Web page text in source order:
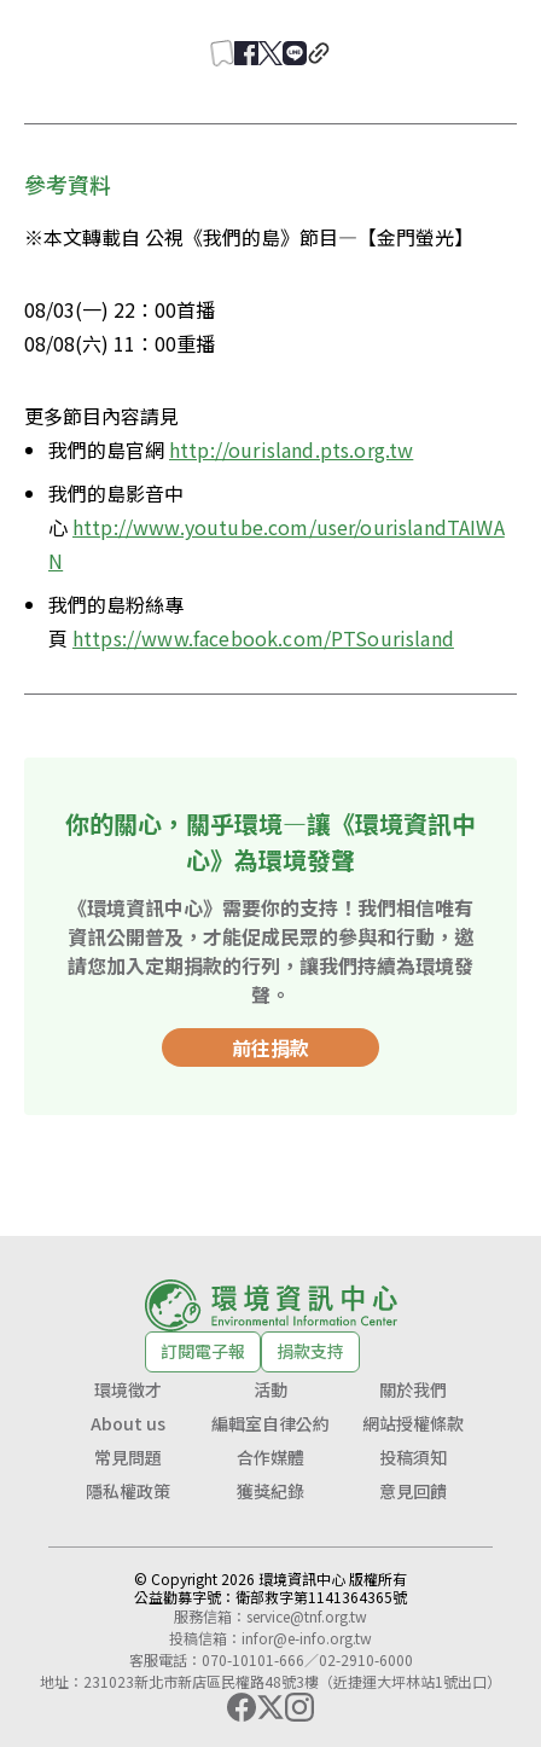
參考資料
※本文轉載自 公視《我們的島》節目—【金門螢光】
08/03(一) 22：00首播
08/08(六) 11：00重播
更多節目內容請見
我們的島官網 http://ourisland.pts.org.tw
我們的島影音中
心 http://www.youtube.com/user/ourislandTAIWA
N
我們的島粉絲專
頁 https://www.facebook.com/PTSourisland
你的關心，關乎環境—讓《環境資訊中
心》為環境發聲
《環境資訊中心》需要你的支持！我們相信唯有
資訊公開普及，才能促成民眾的參與和行動，邀
請您加入定期捐款的行列，讓我們持續為環境發
聲。
前往捐款
訂閱電子報
捐款支持
環境徵才
活動
關於我們
About us
編輯室自律公約
網站授權條款
常見問題
合作媒體
投稿須知
隱私權政策
獲獎紀錄 意見回饋
© Copyright 2026 環境資訊中心 版權所有
公益勸募字號： 衛部救字第1141364365號
服務信箱： service@tnf.org.tw
投稿信箱： infor@e-info.org.tw
客服電話：070-10101-666／02-2910-6000
地址：231023新北市新店區民權路48號3樓（近捷運大坪林站1號出口）